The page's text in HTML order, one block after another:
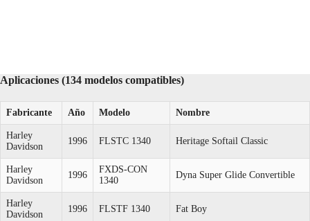
Aplicaciones (134 modelos compatibles)
Fabricante Año Modelo Nombre
Harley
Davidson
1996 FLSTC 1340 Heritage Softail Classic
Harley
Davidson
1996
FXDS-CON
1340
Dyna Super Glide Convertible
Harley
Davidson
1996 FLSTF 1340 Fat Boy